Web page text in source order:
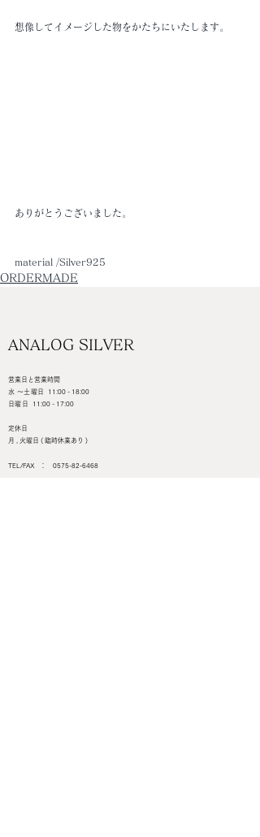
想像してイメージした物をかたちにいたします。
ありがとうございました。
material /Silver925
ORDERMADE
ANALOG SILVER
営業日と営業時間
水 ～土曜日 11:00 - 18:00
日曜日
11:00 - 17:00
定休日
月 , 火曜日 ( 臨時休業あり )
TEL/FAX ： 0575-82-6468